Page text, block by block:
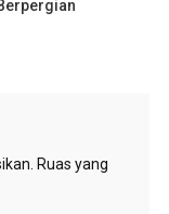
Ruas yang